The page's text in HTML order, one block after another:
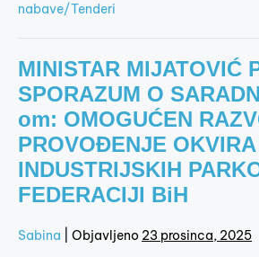
nabave/Tenderi
MINISTAR MIJATOVIĆ
SPORAZUM O
om: OMOGUĆEN
PROVOĐENJE
INDUSTRIJSKIH
FEDERACIJI BiH
Sabina Objavljeno 23 prosinca, 2025